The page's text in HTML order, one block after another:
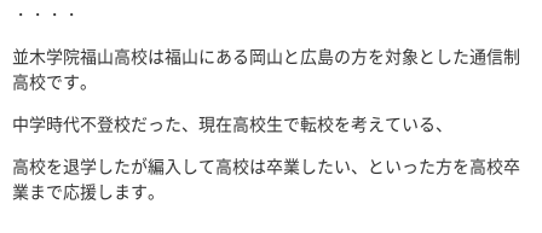
・・・・
並木学院福山高校は福山にある岡山と広島の方を対象とした通信制
高校です。
中学時代不登校だった、現在高校生で転校を考えている、
高校を退学したが編入して高校は卒業したい、といった方を高校卒
業まで応援します。